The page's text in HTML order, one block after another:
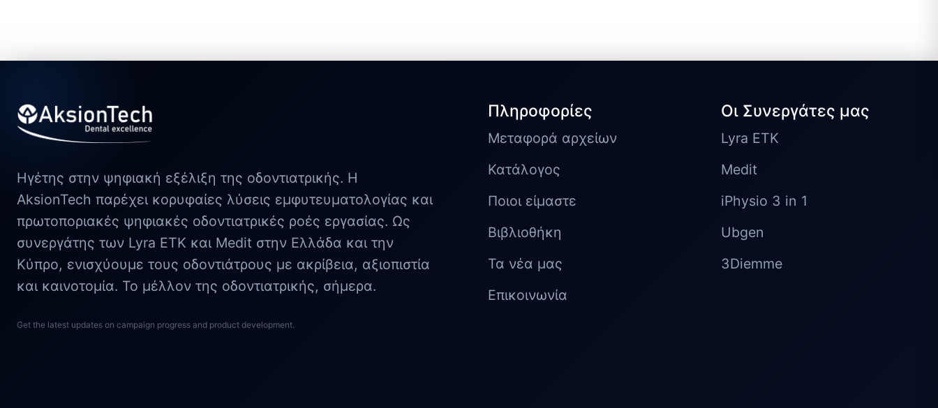
Ηγέτης στην ψηφιακή εξέλιξη της οδοντιατρικής. Η
AksionTech παρέχει κορυφαίες λύσεις εμφυτευματολογίας και
πρωτοποριακές ψηφιακές οδοντιατρικές ροές εργασίας. Ως
συνεργάτης των Lyra ETK και Medit στην Ελλάδα και την
Κύπρο, ενισχύουμε τους οδοντιάτρους με ακρίβεια, αξιοπιστία
και καινοτομία. Το μέλλον της οδοντιατρικής, σήμερα.
Get the latest updates on campaign progress and product development.
Πληροφορίες
Μεταφορά αρχείων
Κατάλογος
Ποιοι είμαστε
Βιβλιοθήκη
Τα νέα μας
Επικοινωνία
Οι Συνεργάτες μας
Lyra ETK
Medit
iPhysio 3 in 1
Ubgen
3Diemme